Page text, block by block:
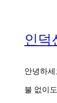
인덕
안녕하
불 없이